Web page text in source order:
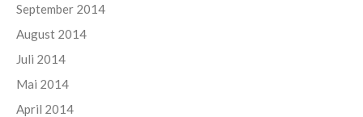
September 2014
August 2014
Juli 2014
Mai 2014
April 2014